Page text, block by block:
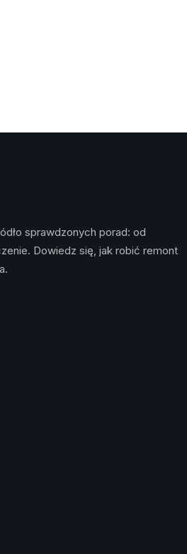
sprawdzonych porad: od
Dowiedz się, jak robić remont